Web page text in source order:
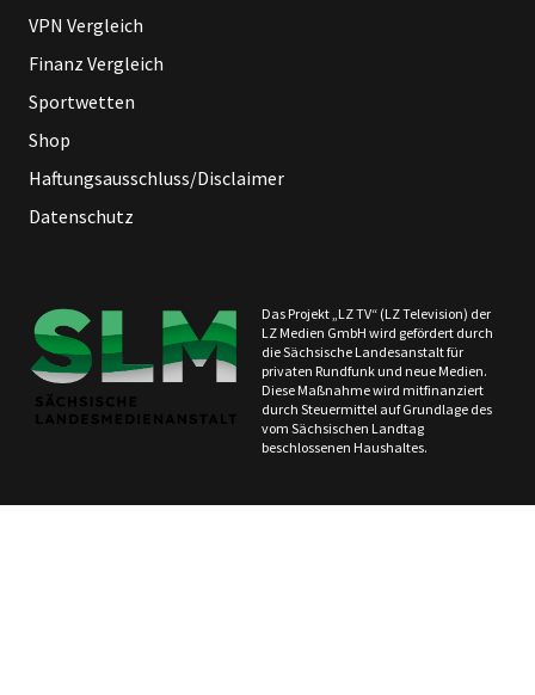
VPN Vergleich
Finanz Vergleich
Sportwetten
Shop
Haftungsausschluss/Disclaimer
Datenschutz
Das Projekt „LZ TV“ (LZ Television) der
LZ Medien GmbH wird gefördert durch
die Sächsische Landesanstalt für
privaten Rundfunk und neue Medien.
Diese Maßnahme wird mitfinanziert
durch Steuermittel auf Grundlage des
vom Sächsischen Landtag
beschlossenen Haushaltes.